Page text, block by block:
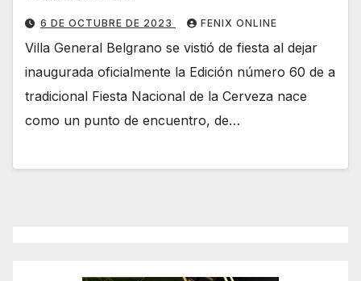
6 DE OCTUBRE DE 2023 FENIX ONLINE
Villa General Belgrano se vistió de fiesta al dejar
inaugurada oficialmente la Edición número 60 de a
tradicional Fiesta Nacional de la Cerveza nace
como un punto de encuentro, de…